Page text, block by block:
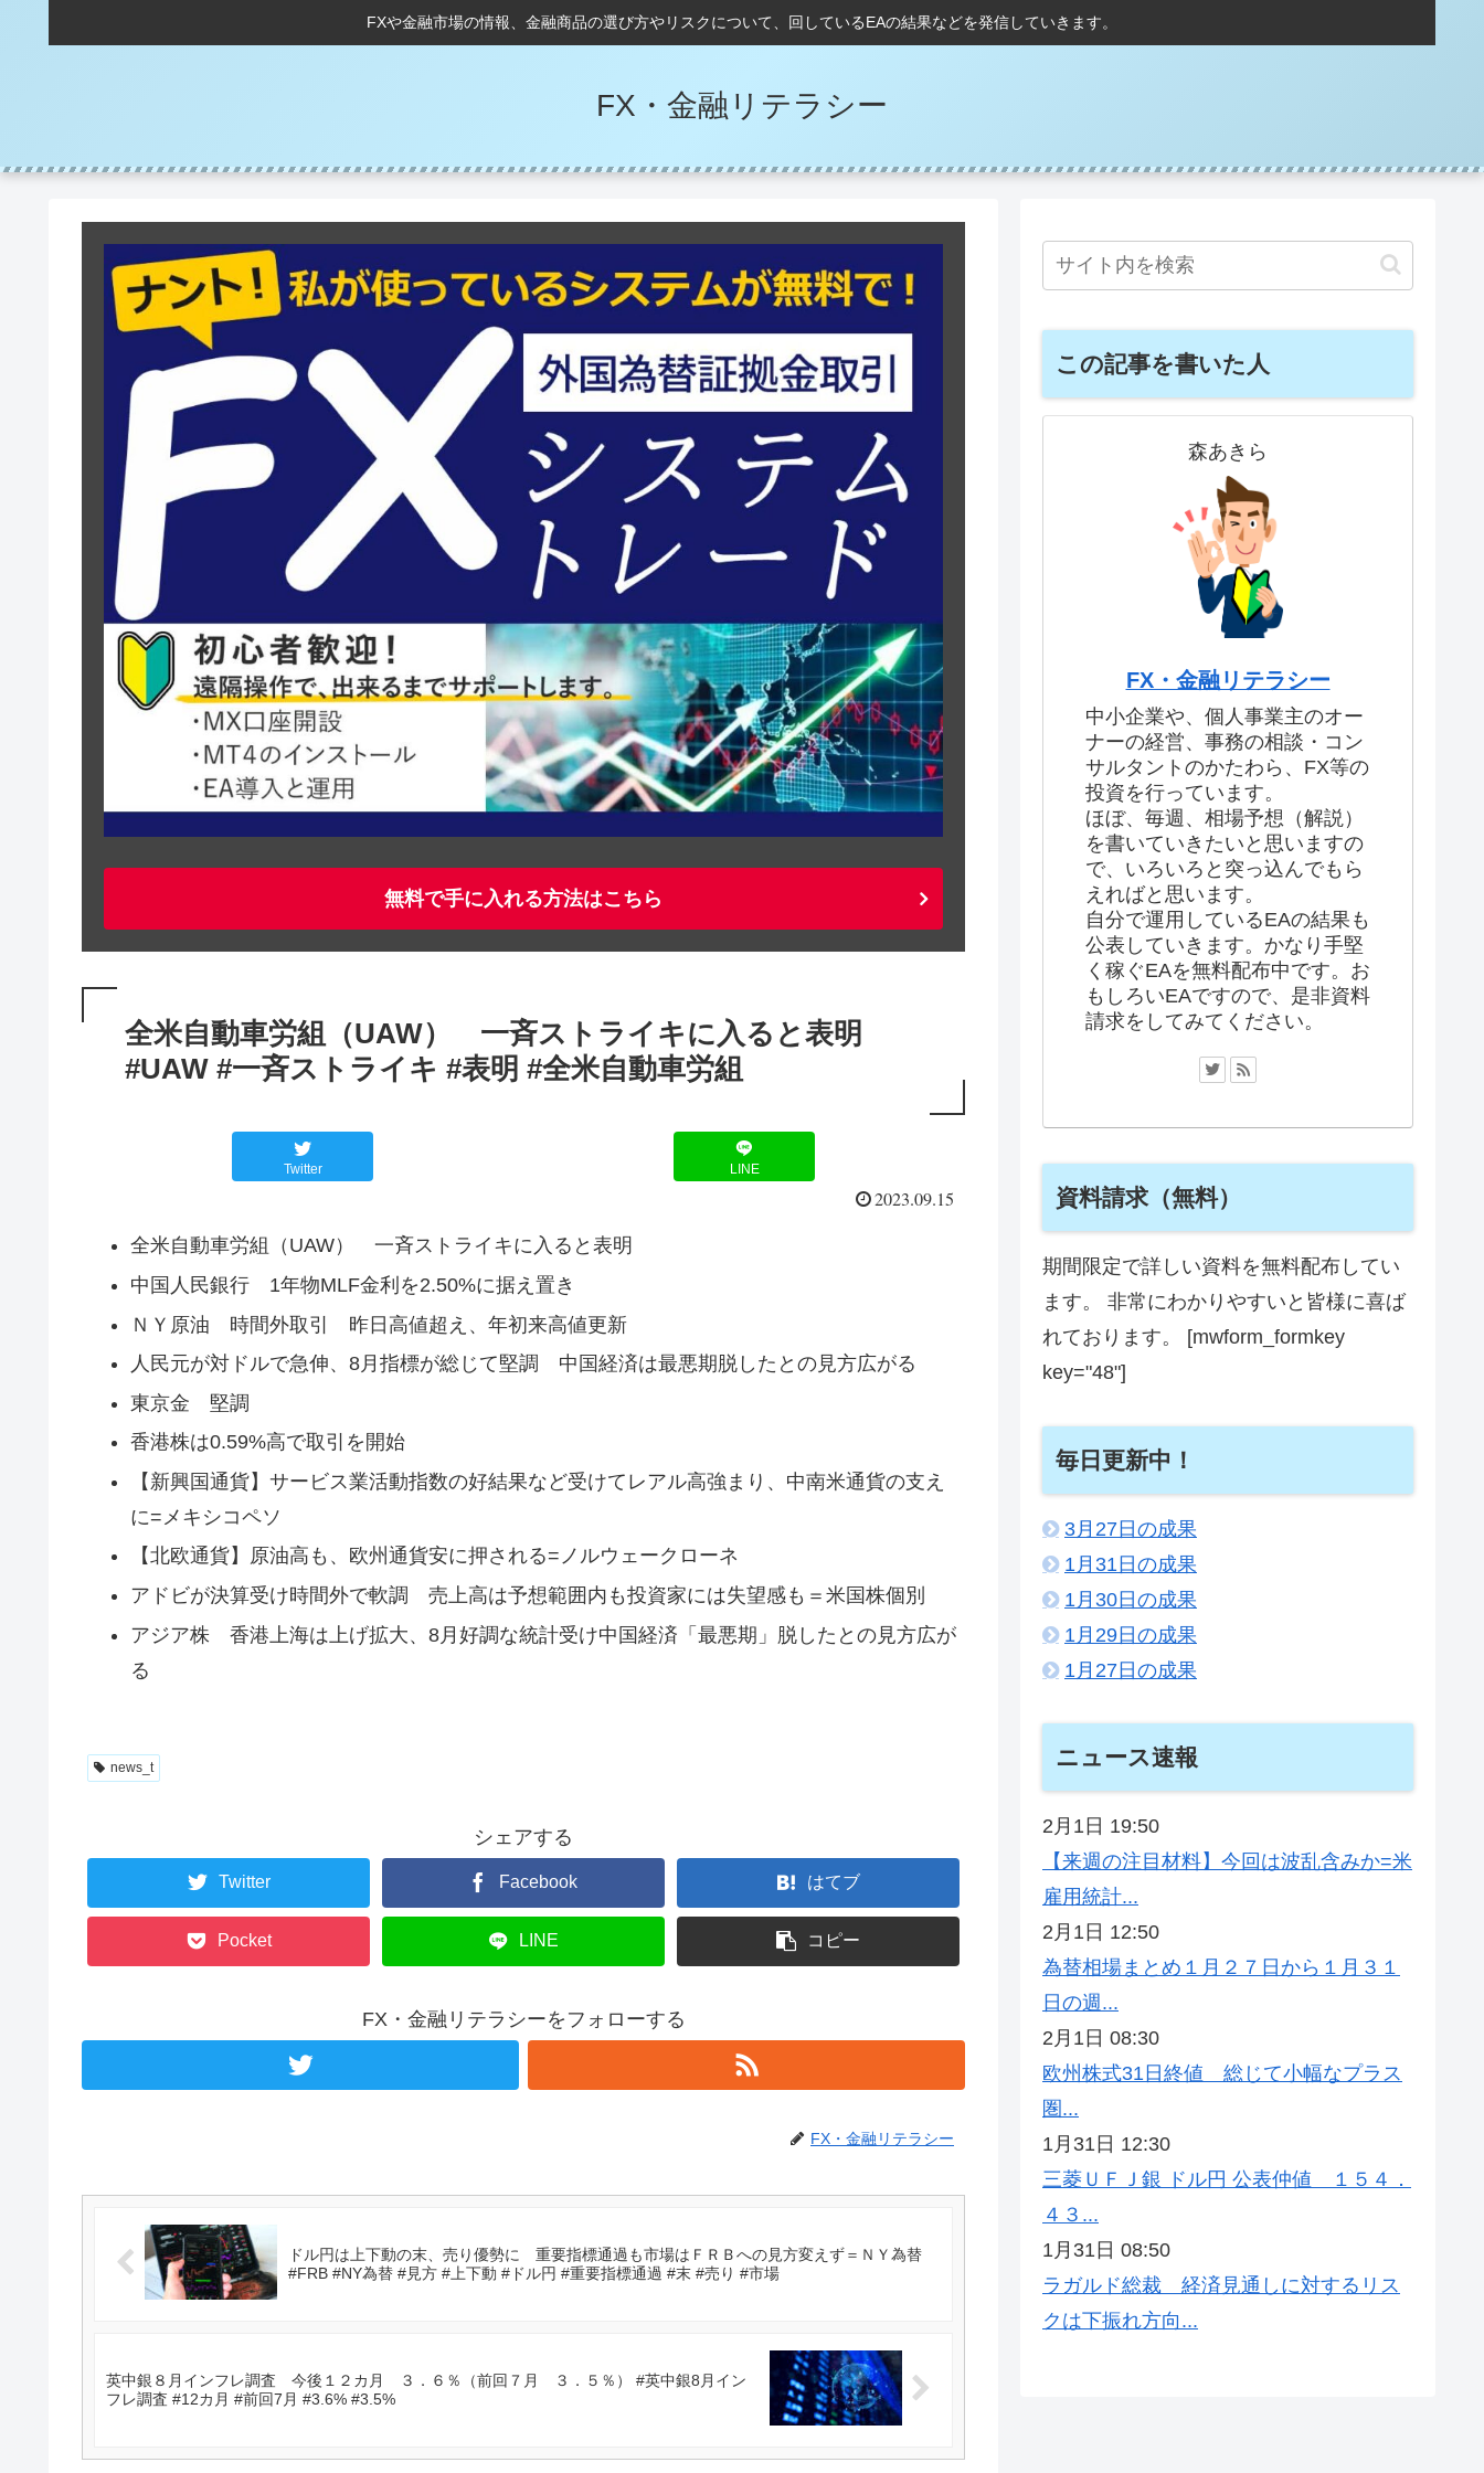
FXや金融市場の情報、金融商品の選び方やリスクについて、回しているEAの結果などを発信していきます。
FX・金融リテラシー
無料で手に入れる方法はこちら
全米自動車労組（UAW） 一斉ストライキに入ると表明
#UAW #一斉ストライキ #表明 #全米自動車労組
Twitter LINE
2023.09.15
全米自動車労組（UAW） 一斉ストライキに入ると表明
中国人民銀行 1年物MLF金利を2.50%に据え置き
ＮＹ原油 時間外取引 昨日高値超え、年初来高値更新
人民元が対ドルで急伸、8月指標が総じて堅調 中国経済は最悪期脱したとの見方広がる
東京金 堅調
香港株は0.59%高で取引を開始
【新興国通貨】サービス業活動指数の好結果など受けてレアル高強まり、中南米通貨の支え
に=メキシコペソ
【北欧通貨】原油高も、欧州通貨安に押される=ノルウェークローネ
アドビが決算受け時間外で軟調 売上高は予想範囲内も投資家には失望感も＝米国株個別
アジア株 香港上海は上げ拡大、8月好調な統計受け中国経済「最悪期」脱したとの見方広が
る
news_t
シェアする
Twitter Facebook はてブ
Pocket LINE コピー
FX・金融リテラシーをフォローする
FX・金融リテラシー
ドル円は上下動の末、売り優勢に 重要指標通過も市場はＦＲＢへの見方変えず＝ＮＹ為替
#FRB #NY為替 #見方 #上下動 #ドル円 #重要指標通過 #末 #売り #市場
英中銀８月インフレ調査 今後１２カ月 ３．６％（前回７月 ３．５％） #英中銀8月イン
フレ調査 #12カ月 #前回7月 #3.6% #3.5%
この記事を書いた人
森あきら
FX・金融リテラシー
中小企業や、個人事業主のオー
ナーの経営、事務の相談・コン
サルタントのかたわら、FX等の
投資を行っています。
ほぼ、毎週、相場予想（解説）
を書いていきたいと思いますの
で、いろいろと突っ込んでもら
えればと思います。
自分で運用しているEAの結果も
公表していきます。かなり手堅
く稼ぐEAを無料配布中です。お
もしろいEAですので、是非資料
請求をしてみてください。
資料請求（無料）
期間限定で詳しい資料を無料配布してい
ます。 非常にわかりやすいと皆様に喜ば
れております。 [mwform_formkey
key="48"]
毎日更新中！
3月27日の成果
1月31日の成果
1月30日の成果
1月29日の成果
1月27日の成果
ニュース速報
2月1日 19:50
【来週の注目材料】今回は波乱含みか=米
雇用統計...
2月1日 12:50
為替相場まとめ１月２７日から１月３１
日の週...
2月1日 08:30
欧州株式31日終値 総じて小幅なプラス
圏...
1月31日 12:30
三菱ＵＦＪ銀 ドル円 公表仲値 １５４．
４３...
1月31日 08:50
ラガルド総裁 経済見通しに対するリス
クは下振れ方向...